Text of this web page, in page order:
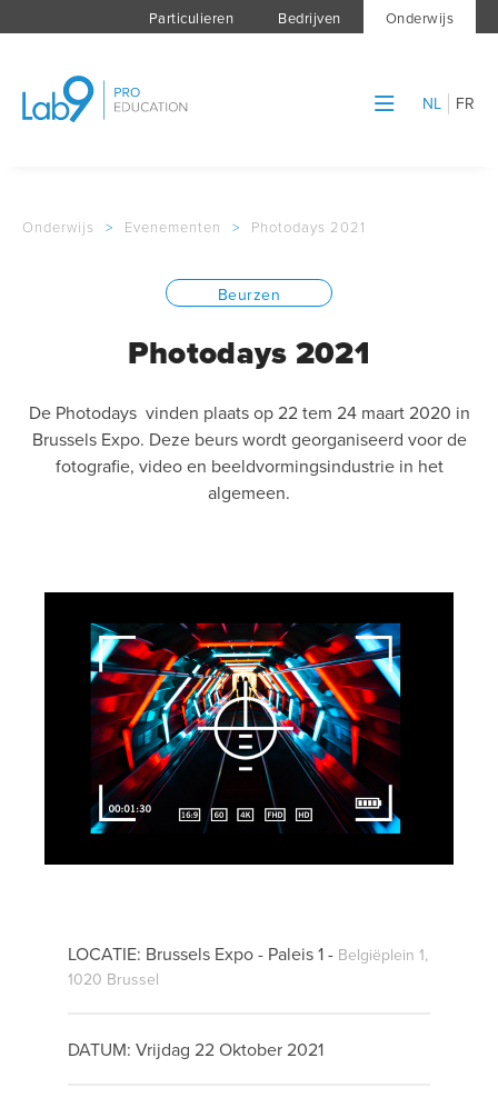
Particulieren Bedrijven Onderwijs
NL FR
Onderwijs > Evenementen > Photodays 2021
Beurzen
Photodays 2021
De Photodays vinden plaats op 22 tem 24 maart 2020 in
Brussels Expo. Deze beurs wordt georganiseerd voor de
fotografie, video en beeldvormingsindustrie in het
algemeen.
LOCATIE: Brussels Expo - Paleis 1 - Belgiëplein 1,
1020 Brussel
DATUM: Vrijdag 22 Oktober 2021